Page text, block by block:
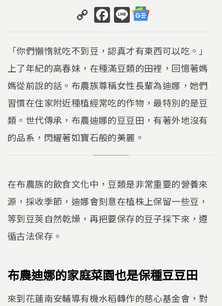
C
o
p
y
Li
n
k
F
a
c
e
b
o
o
k
Li
n
e
「你們懶惰就吃不到豆，認真才有東西可以吃。」
上了年紀的高春妹，在種滿豆類的田裡，回憶著媽
媽從前說的話。布農族尊稱女性長輩為迪娜，她們
習慣在住家附近種植經常吃的作物，最特別的是豆
類。世代傳承，布農迪娜的豆豆田，有著外地沒有
的品系，閃耀著如寶石般的美麗。
在布農族的飲食文化中，豆類是非常重要的營養來
源，採收季節，迪娜會刻意在植株上保留一些豆，
等到豆莢自然乾燥，再把要保存的豆子採下來，遵
循古法保存。
布農迪娜的家庭菜園也是保種豆豆田
來到花蓮南安輔導有機水稻轉作的慈心基金會，對